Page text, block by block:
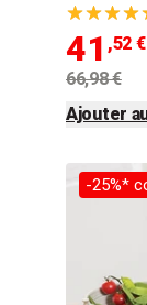
41 ,52 €
66,98 €
Ajouter
-25%*